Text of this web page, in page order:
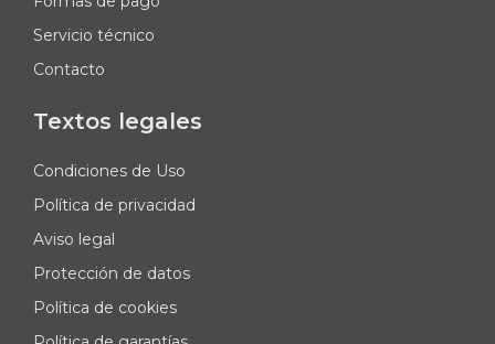
Servicio técnico
Contacto
Textos legales
Condiciones de Uso
Política de privacidad
Aviso legal
Protección de datos
Política de cookies